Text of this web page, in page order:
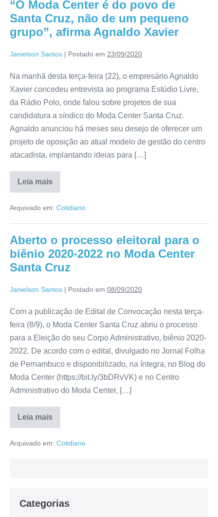
“O Moda Center é do povo de
Santa Cruz, não de um pequeno
grupo”, afirma Agnaldo Xavier
Janielson Santos | Postado em 23/09/2020
Na manhã desta terça-feira (22), o empresário Agnaldo
Xavier concedeu entrevista ao programa Estúdio Livre,
da Rádio Polo, onde falou sobre projetos de sua
candidatura a síndico do Moda Center Santa Cruz.
Agnaldo anunciou há meses seu desejo de oferecer um
projeto de oposição ao atual modelo de gestão do centro
atacadista, implantando ideias para […]
Leia mais
Arquivado em: Cotidiano
Aberto o processo eleitoral para o
biênio 2020-2022 no Moda Center
Santa Cruz
Janielson Santos | Postado em 08/09/2020
Com a publicação de Edital de Convocação nesta terça-
feira (8/9), o Moda Center Santa Cruz abriu o processo
para a Eleição do seu Corpo Administrativo, biênio 2020-
2022. De acordo com o edital, divulgado no Jornal Folha
de Pernambuco e disponibilizado, na íntegra, no Blog do
Moda Center (https://bit.ly/3bDRvVK) e no Centro
Administrativo do Moda Center, […]
Leia mais
Arquivado em: Cotidiano
Categorias